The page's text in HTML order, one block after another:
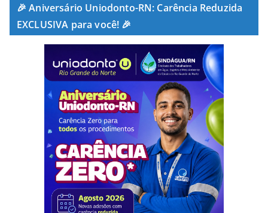
🎉 Aniversário Uniodonto-RN: Carência Reduzida
EXCLUSIVA para você! 🎉